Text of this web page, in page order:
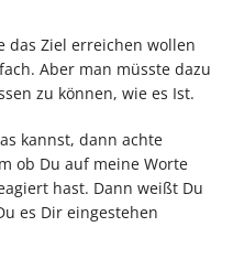
das Ziel erreichen wollen
Aber man müsste dazu
zu können, wie es Ist.
kannst, dann achte
ob Du auf meine Worte
hast. Dann weißt Du
es Dir eingestehen